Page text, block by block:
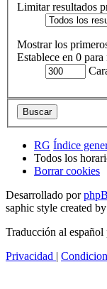
Limitar resultados
Mostrar los
Establece en 0
RG Índice
Todos los
Borrar cookies
Desarrollado por
saphic style created by
Traducción al español
Privacidad |